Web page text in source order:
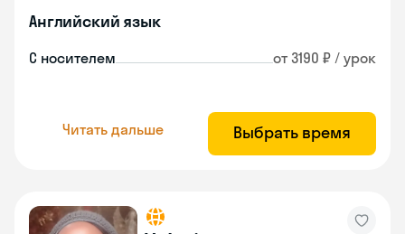
Английский язык
С носителем от 3190 ₽ / урок
Читать дальше Выбрать время